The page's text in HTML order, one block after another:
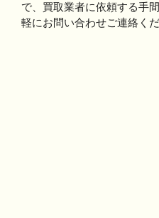
で、買取業者に依頼する手
軽にお問い合わせご連絡くだ